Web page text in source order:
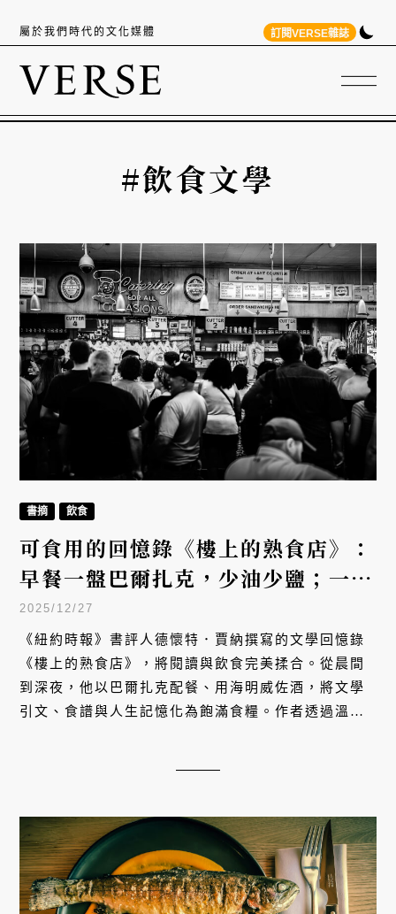
屬於我們時代的文化媒體 訂閱VERSE雜誌
#飲食文學
書摘 飲食
可食用的回憶錄《樓上的熟食店》：
早餐一盤巴爾扎克，少油少鹽；一杯
喬治．歐威爾，不宜加糖。
2025/12/27
《紐約時報》書評人德懷特．賈納撰寫的文學回憶錄
《樓上的熟食店》，將閱讀與飲食完美揉合。從晨間
到深夜，他以巴爾扎克配餐、用海明威佐酒，將文學
引文、食譜與人生記憶化為飽滿食糧。作者透過溫柔